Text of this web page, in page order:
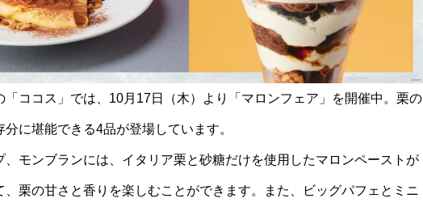
「ココス」では、10月17日（木）より「マロンフェア」を開催中。栗の
に堪能できる4品が登場しています。
、モンブランには、イタリア栗と砂糖だけを使用したマロンペーストが
、栗の甘さと香りを楽しむことができます。また、ビッグパフェとミニ